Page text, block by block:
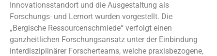
Innovationsstandort und die Ausgestaltung als
Forschungs- und Lernort wurden vorgestellt. Die
„Bergische Ressourcenschmiede“ verfolgt einen
ganzheitlichen Forschungsansatz unter der Einbindung
interdisziplinärer Forscherteams, welche praxisbezogene,